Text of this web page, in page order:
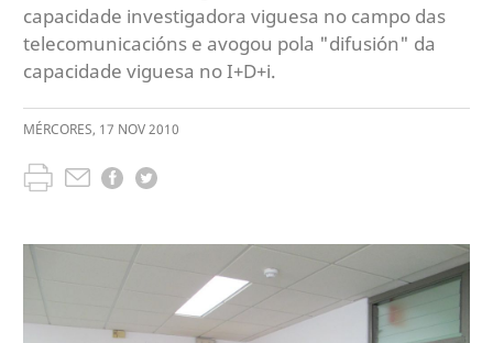
capacidade investigadora viguesa no campo das
telecomunicacións e avogou pola "difusión" da
capacidade viguesa no I+D+i.
MÉRCORES, 17 NOV2010